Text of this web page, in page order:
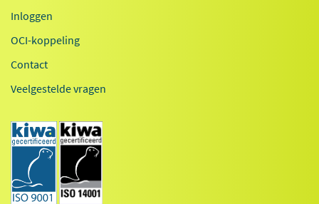
Inloggen
OCI-koppeling
Contact
Veelgestelde vragen